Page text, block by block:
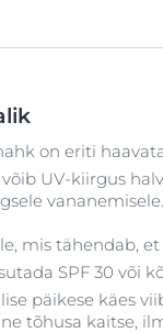
on eriti
UV-kiirgus
vananemisele.
mis tähendab,
SPF 30 või
päikese käes
tõhusa kaitse,